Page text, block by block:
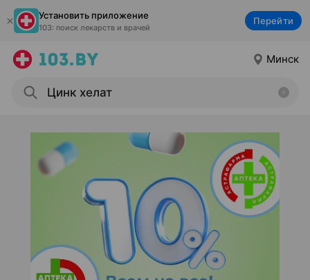
Установить приложение
103: поиск лекарств и врачей
Перейти
Минск